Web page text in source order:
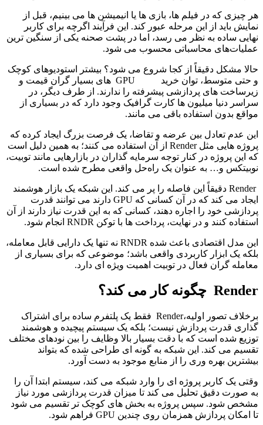
هر چیزی که در فیلم ‌ها، بازی ‌ها یا انیمیشن ‌ها می ‌بینیم، قبل از
نمایش باید از این مرحله عبور کند. این فرآیند اگرچه برای کاربر
نهایی ساده به نظر می ‌رسد، اما در پشت صحنه یکی از سنگین‌ ترین
عملیات‌های محاسباتی محسوب می ‌شود.
حالا مشکل دقیقاً از کجا شروع می‌ شود؟ بیشتر استودیوهای کوچک
و حتی متوسط، توان خرید GPU های بسیار گران ‌قیمت و
زیرساخت ‌های پردازشی پیشرفته را ندارند. از طرف دیگر، در
سراسر دنیا میلیون‌ ها کارت گرافیک وجود دارد که در بسیاری از
مواقع بدون استفاده باقی می‌ مانند.
این عدم تعادل بین عرضه و تقاضا، یک فرصت بزرگ ایجاد کرده که
پروژه ‌هایی مثل Render از آن استفاده می ‌کنند؛ به همین دلیل است
که این پروژه در کنار توجه سرمایه ‌گذاران در بازارهایی مانند توبیت،
نوبیتکس و… به‌ عنوان یک راه‌حل واقعی مطرح شده است.
Render دقیقاً این فاصله را پر می‌ کند. این شبکه یک بازار هوشمند
ایجاد می ‌کند که در آن کسانی که GPU دارند می‌ توانند قدرت
پردازشی خود را اجاره دهند، کسانی که به این قدرت نیاز دارند از آن
استفاده کنند و در نهایت، پرداخت‌ ها با توکن RNDR انجام ‌شود.
این مدل اقتصادی باعث شده RNDR نه ‌تنها یک دارایی قابل معامله،
بلکه یک ابزار کاربردی واقعی باشد؛ موضوعی که برای بسیاری از
معامله ‌گران فعال در توبیت اهمیت ویژه‌ ای دارد.
Render چگونه کار می ‌کند؟
برخلاف تصور اولیه،Render فقط یک پلتفرم ساده برای اشتراک‌
گذاری قدرت پردازش نیست؛ بلکه یک سیستم پیچیده و هوشمند
توزیع‌ شده است که با دقت بسیار بالا وظایف را بین نودهای مختلف
تقسیم می ‌کند. این شبکه به‌ گونه ‌ای طراحی شده که بتواند
بیشترین بهره ‌وری را از منابع موجود به دست آورد.
وقتی یک کاربر پروژه‌ ای را وارد شبکه می ‌کند، سیستم ابتدا آن را
به ‌صورت دقیق تحلیل می ‌کند تا میزان قدرت پردازشی مورد نیاز
مشخص شود. سپس پروژه به بخش ‌های کوچک‌ تر تقسیم می ‌شود
تا امکان پردازش همزمان روی چندین GPU فراهم شود.